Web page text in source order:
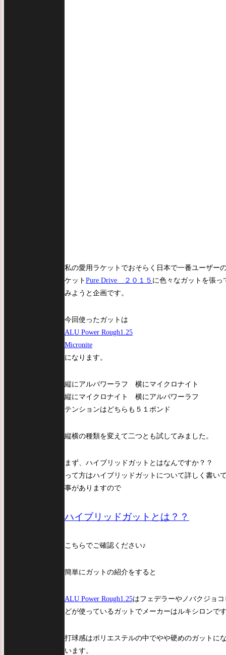
私の愛用ラケットでおそらく日本で一番ユーザー
ケット Pure Drive ２０１５ に色々なガットを張っ
みようと企画です。
今回使ったガットは
ALU Power Rough1.25
Micronite
になります。
縦にアルパワーラフ 横にマイクロナイト
縦にマイクロナイト 横にアルパワーラフ
テンションはどちらも５１ポンド
縦横の種類を変えて二つとも試してみました。
まず、ハイブリッドガットとはなんですか？？
って方はハイブリッドガットについて詳しく書い
事がありますので
ハイブリッドガットとは？？
こちらでご確認ください♪
簡単にガットの紹介をすると
ALU Power Rough1.25はフェデラーやノバクジョ
どが使っているガットでメーカーはルキシロンで
打球感はポリエステルの中でやや硬めのガットに
います。